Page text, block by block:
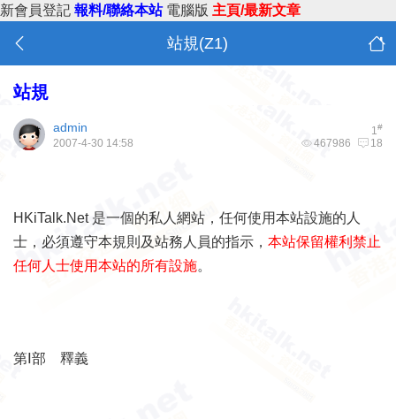
新會員登記 報料/聯絡本站 電腦版 主頁/最新文章
站規(Z1)
站規
1#
admin
467986 18
2007-4-30 14:58
HKiTalk.Net 是一個的私人網站，任何使用本站設施的人
士，必須遵守本規則及站務人員的指示， 本站保留權利禁止
任何人士使用本站的所有設施。
第Ⅰ部 釋義